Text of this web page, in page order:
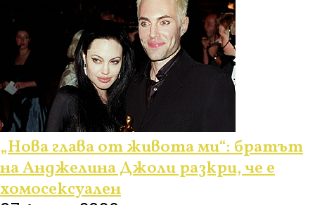
„Нова глава от живота ми“: братът
на Анджелина Джоли разкри, че е
хомосексуален